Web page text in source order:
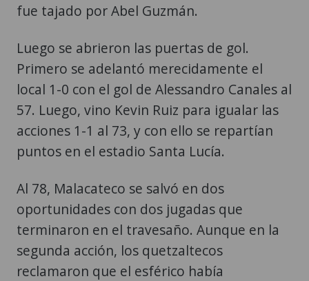
fue tajado por Abel Guzmán.
Luego se abrieron las puertas de gol.
Primero se adelantó merecidamente el
local 1-0 con el gol de Alessandro Canales al
57. Luego, vino Kevin Ruiz para igualar las
acciones 1-1 al 73, y con ello se repartían
puntos en el estadio Santa Lucía.
Al 78, Malacateco se salvó en dos
oportunidades con dos jugadas que
terminaron en el travesaño. Aunque en la
segunda acción, los quetzaltecos
reclamaron que el esférico había